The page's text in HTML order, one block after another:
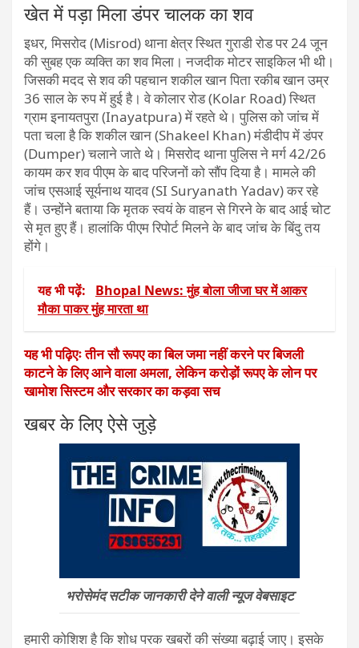
खेत में पड़ा मिला डंपर चालक का शव
इधर, मिसरोद (Misrod) थाना क्षेत्र स्थित गुराडी रोड पर 24 जून
की सुबह एक व्यक्ति का शव मिला। नजदीक मोटर साइकिल भी थी।
जिसकी मदद से शव की पहचान शकील खान पिता रकीब खान उम्र
36 साल के रुप में हुई है। वे कोलार रोड (Kolar Road) स्थित
ग्राम इनायतपुरा (Inayatpura) में रहते थे। पुलिस को जांच में
पता चला है कि शकील खान (Shakeel Khan) मंडीदीप में डंपर
(Dumper) चलाने जाते थे। मिसरोद थाना पुलिस ने मर्ग 42/26
कायम कर शव पीएम के बाद परिजनों को सौंप दिया है। मामले की
जांच एसआई सूर्यनाथ यादव (SI Suryanath Yadav) कर रहे
हैं। उन्होंने बताया कि मृतक स्वयं के वाहन से गिरने के बाद आई चोट
से मृत हुए हैं। हालांकि पीएम रिपोर्ट मिलने के बाद जांच के बिंदु तय
होंगे।
यह भी पढ़ें:
Bhopal News: मुंह बोला जीजा घर में आकर
मौका पाकर मुंह मारता था
यह भी पढ़िएः तीन सौ रूपए का बिल जमा नहीं करने पर बिजली
काटने के लिए आने वाला अमला, लेकिन करोड़ों रूपए के लोन पर
खामोश सिस्टम और सरकार का कड़वा सच
खबर के लिए ऐसे जुड़े
भरोसेमंद सटीक जानकारी देने वाली न्यूज वेबसाइट
हमारी कोशिश है कि शोध परक खबरों की संख्या बढ़ाई जाए। इसके